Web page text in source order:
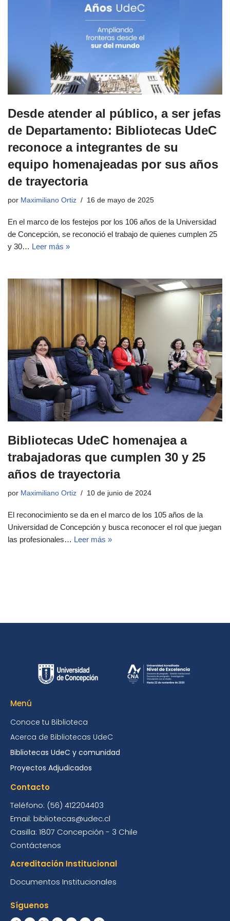
Desde atender al público, a ser jefas
de Departamento: Bibliotecas UdeC
reconoce a integrantes de su
equipo homenajeadas por sus años
de trayectoria
por Maximiliano Ortiz 16 de mayo de 2025
En el marco de los festejos por los 106 años de la Universidad
de Concepción, se reconoció el trabajo de quienes cumplen 25
y 30… Leer más »
Bibliotecas UdeC homenajea a
trabajadoras que cumplen 30 y 25
años de trayectoria
por Maximiliano Ortiz 10 de junio de 2024
El reconocimiento se da en el marco de los 105 años de la
Universidad de Concepción y busca reconocer el rol que juegan
las profesionales… Leer más »
Menú
Conoce tu Biblioteca
Acerca de Bibliotecas UdeC
Bibliotecas UdeC y comunidad
Proyectos Adjudicados
Contacto
Teléfono: (56) 412204403
Email: bibliotecas@udec.cl
Casilla: 1807 Concepción - 3 Chile
Contáctenos
Acreditación Institucional
Documentos Institucionales
Síguenos